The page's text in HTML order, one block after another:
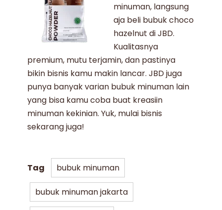
minuman, langsung
aja beli bubuk choco
hazelnut di JBD.
Kualitasnya
premium, mutu terjamin, dan pastinya
bikin bisnis kamu makin lancar.JBDjuga
punya banyak varian bubuk minuman lain
yang bisa kamu coba buat kreasiin
minuman kekinian. Yuk, mulai bisnis
sekarang juga!
Tag bubuk minuman
bubuk minuman jakarta